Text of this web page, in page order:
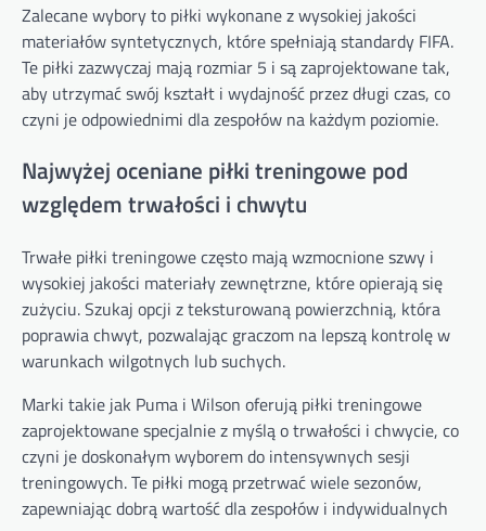
Zalecane wybory to piłki wykonane z wysokiej jakości
materiałów syntetycznych, które spełniają standardy FIFA.
Te piłki zazwyczaj mają rozmiar 5 i są zaprojektowane tak,
aby utrzymać swój kształt i wydajność przez długi czas, co
czyni je odpowiednimi dla zespołów na każdym poziomie.
Najwyżej oceniane piłki treningowe pod
względem trwałości i chwytu
Trwałe piłki treningowe często mają wzmocnione szwy i
wysokiej jakości materiały zewnętrzne, które opierają się
zużyciu. Szukaj opcji z teksturowaną powierzchnią, która
poprawia chwyt, pozwalając graczom na lepszą kontrolę w
warunkach wilgotnych lub suchych.
Marki takie jak Puma i Wilson oferują piłki treningowe
zaprojektowane specjalnie z myślą o trwałości i chwycie, co
czyni je doskonałym wyborem do intensywnych sesji
treningowych. Te piłki mogą przetrwać wiele sezonów,
zapewniając dobrą wartość dla zespołów i indywidualnych